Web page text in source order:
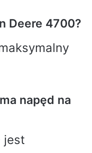
Deere 4700?
napęd na
jest